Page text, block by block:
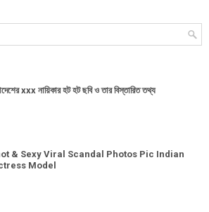
xxx নায়িকার হট হট ছবি ও তার বিস্তারিত তথ্য
& Sexy Viral Scandal Photos Pic Indian
Model